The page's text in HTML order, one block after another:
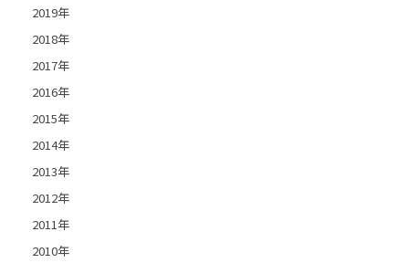
2019年
2018年
2017年
2016年
2015年
2014年
2013年
2012年
2011年
2010年